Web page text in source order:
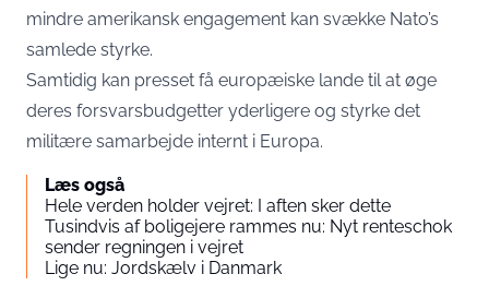
mindre amerikansk engagement kan svække Nato’s
samlede styrke.
Samtidig kan presset få europæiske lande til at øge
deres forsvarsbudgetter yderligere og styrke det
militære samarbejde internt i Europa.
Læs også
Hele verden holder vejret: I aften sker dette
Tusindvis af boligejere rammes nu: Nyt renteschok
sender regningen i vejret
Lige nu: Jordskælv i Danmark